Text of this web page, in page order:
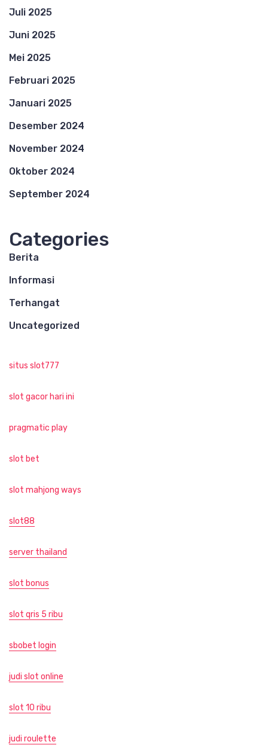
Juli 2025
Juni 2025
Mei 2025
Februari 2025
Januari 2025
Desember 2024
November 2024
Oktober 2024
September 2024
Categories
Berita
Informasi
Terhangat
Uncategorized
situs slot777
slot gacor hari ini
pragmatic play
slot bet
slot mahjong ways
slot88
server thailand
slot bonus
slot qris 5 ribu
sbobet login
judi slot online
slot 10 ribu
judi roulette